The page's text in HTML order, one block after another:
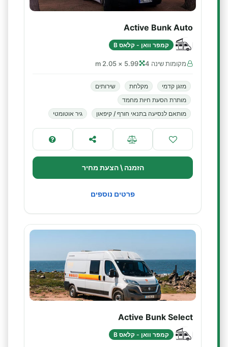
Active Bunk Auto
קמפר וואן - קלאס B
מקומות שינה 4 5.99 × 2.05 m
מזגן קדמי מקלחת
שירותים
מותרת הסעת חיות מחמד
מותאם לנסיעה בתנאי חורף / קיפאון
גיר אוטומטי
הזמנה \ הצעת מחיר
פרטים נוספים
Active Bunk Select
קמפר וואן - קלאס B